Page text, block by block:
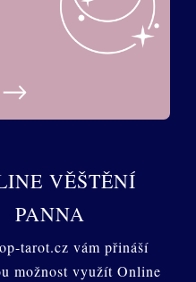
VĚŠTĚNÍ
PANNA
tarot.cz vám přináší
možnost využít Online